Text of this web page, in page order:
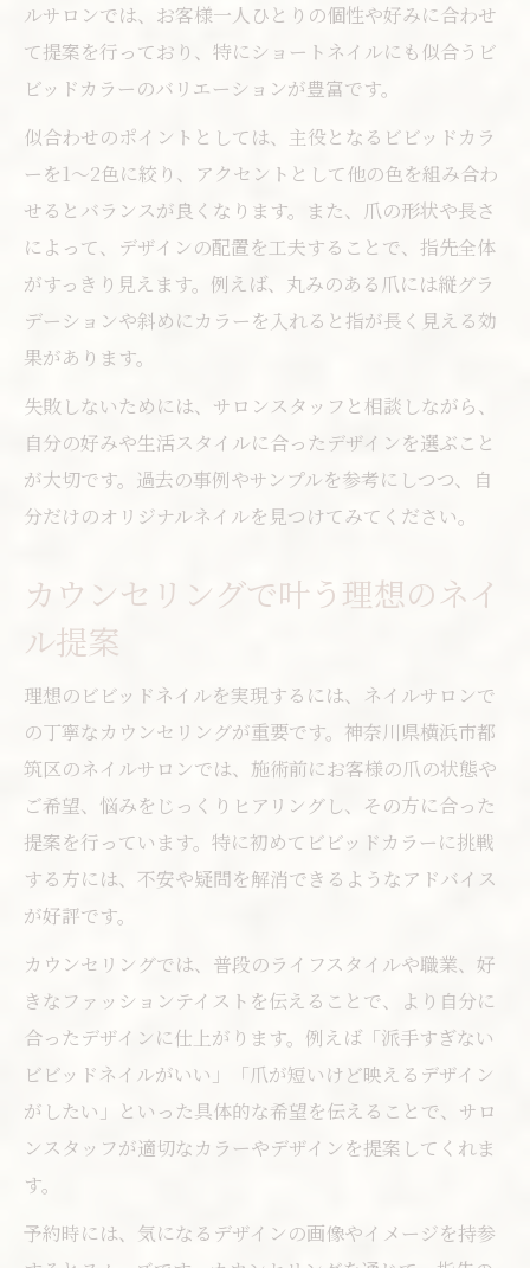
ルサロンでは、お客様一人ひとりの個性や好みに合わせ
て提案を行っており、特にショートネイルにも似合うビ
ビッドカラーのバリエーションが豊富です。
似合わせのポイントとしては、主役となるビビッドカラ
ーを1～2色に絞り、アクセントとして他の色を組み合わ
せるとバランスが良くなります。また、爪の形状や長さ
によって、デザインの配置を工夫することで、指先全体
がすっきり見えます。例えば、丸みのある爪には縦グラ
デーションや斜めにカラーを入れると指が長く見える効
果があります。
失敗しないためには、サロンスタッフと相談しながら、
自分の好みや生活スタイルに合ったデザインを選ぶこと
が大切です。過去の事例やサンプルを参考にしつつ、自
分だけのオリジナルネイルを見つけてみてください。
カウンセリングで叶う理想のネイ
ル提案
理想のビビッドネイルを実現するには、ネイルサロンで
の丁寧なカウンセリングが重要です。神奈川県横浜市都
筑区のネイルサロンでは、施術前にお客様の爪の状態や
ご希望、悩みをじっくりヒアリングし、その方に合った
提案を行っています。特に初めてビビッドカラーに挑戦
する方には、不安や疑問を解消できるようなアドバイス
が好評です。
カウンセリングでは、普段のライフスタイルや職業、好
きなファッションテイストを伝えることで、より自分に
合ったデザインに仕上がります。例えば「派手すぎない
ビビッドネイルがいい」「爪が短いけど映えるデザイン
がしたい」といった具体的な希望を伝えることで、サロ
ンスタッフが適切なカラーやデザインを提案してくれま
す。
予約時には、気になるデザインの画像やイメージを持参